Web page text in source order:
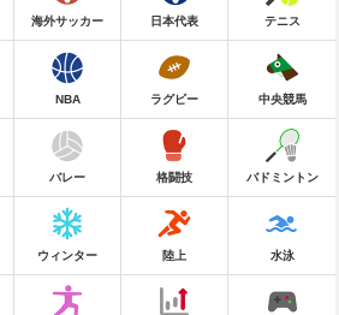
海外サッカー 日本代表 テニス
NBA ラグビー 中央競馬
バレー 格闘技 バドミントン
ウィンター 陸上 水泳